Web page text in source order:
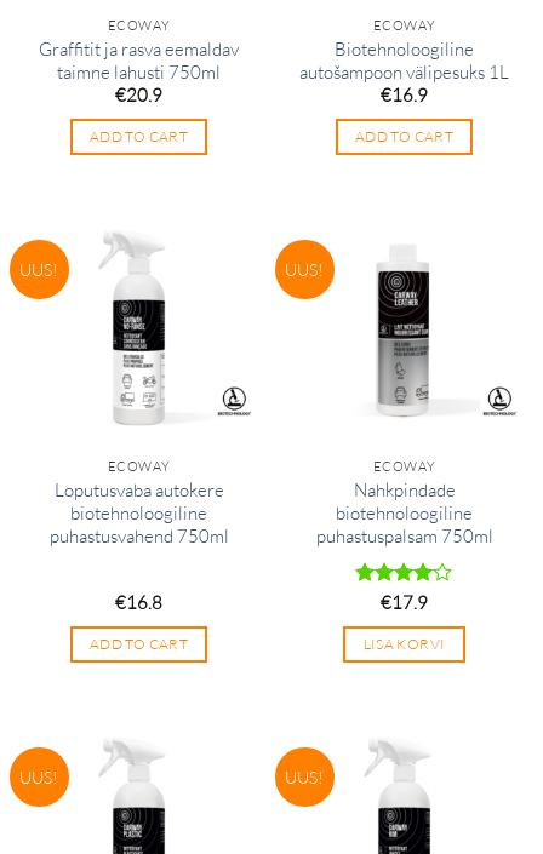
ECOWAY
Graffitit ja rasva eemaldav
taimne lahusti 750ml
€20.9
ADD TO CART
ECOWAY
Biotehnoloogiline
autošampoon välipesuks 1L
€16.9
ADD TO CART
UUS!
ECOWAY
Loputusvaba autokere
biotehnoloogiline
puhastusvahend 750ml
€16.8
ADD TO CART
UUS!
ECOWAY
Nahkpindade
biotehnoloogiline
puhastuspalsam 750ml
Hinnanguga
€17.9
LISA KORVI
UUS! UUS!